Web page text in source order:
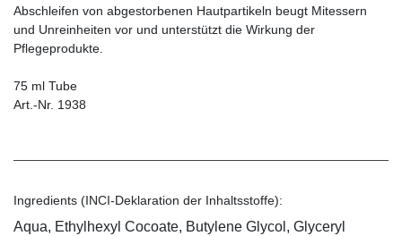
Abschleifen von abgestorbenen Hautpartikeln beugt Mitessern
und Unreinheiten vor und unterstützt die Wirkung der
Pflegeprodukte.
75 ml Tube
Art.-Nr. 1938
Ingredients (INCI-Deklaration der Inhaltsstoffe):
Aqua, Ethylhexyl Cocoate, Butylene Glycol, Glyceryl